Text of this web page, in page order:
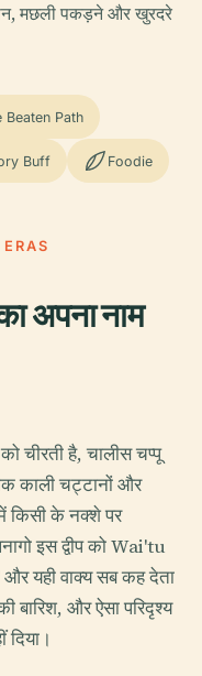
मछली पकड़ने और खुरदरे
Beaten Path
Buff Foodie
अपना नाम
चीरती है, चालीस चप्पू
काली चट्टानों और
किसी के नक्शे पर
इस द्वीप को Wai'tu
यही वाक्य सब कह देता
बारिश, और ऐसा परिदृश्य